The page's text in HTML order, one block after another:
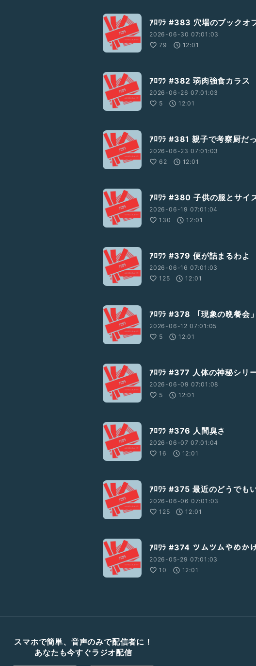
ｱﾛﾜﾗ #383 穴場のブックオ
2026-06-30 07:01:03
79
12:01
ｱﾛﾜﾗ #382 弱肉強食カラス
2026-06-26 07:01:03
5
12:01
ｱﾛﾜﾗ #381 親子で考察厨だ
2026-06-23 07:01:03
62
12:01
ｱﾛﾜﾗ #380 子供の服とサイ
2026-06-19 07:01:04
130
12:01
ｱﾛﾜﾗ #379 便が詰まるわよ
2026-06-16 07:01:03
125
12:01
ｱﾛﾜﾗ #378 「現象の晩餐会
2026-06-12 07:01:05
5
12:01
ｱﾛﾜﾗ #377 人体の神秘シリ
2026-06-09 07:01:08
5
12:01
ｱﾛﾜﾗ #376 人間臭さ
2026-06-07 07:01:04
16
12:01
ｱﾛﾜﾗ #375 最近のどうでも
2026-06-06 07:01:03
125
12:01
ｱﾛﾜﾗ #374 ツムツムやめか
2026-05-29 07:01:03
10
12:01
スマホで簡単、音声のみで配信者に！
あなたも今すぐラジオ配信